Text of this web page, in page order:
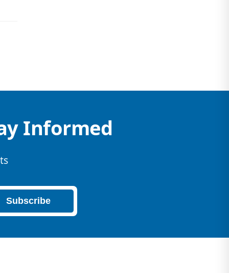
Informed
Subscribe